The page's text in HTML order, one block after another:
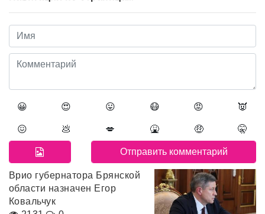
😀 😍 😛 😷 😡 👿
😖 💩 💋 🤮 🤑 🤫
Врио губернатора Брянской
области назначен Егор
Ковальчук